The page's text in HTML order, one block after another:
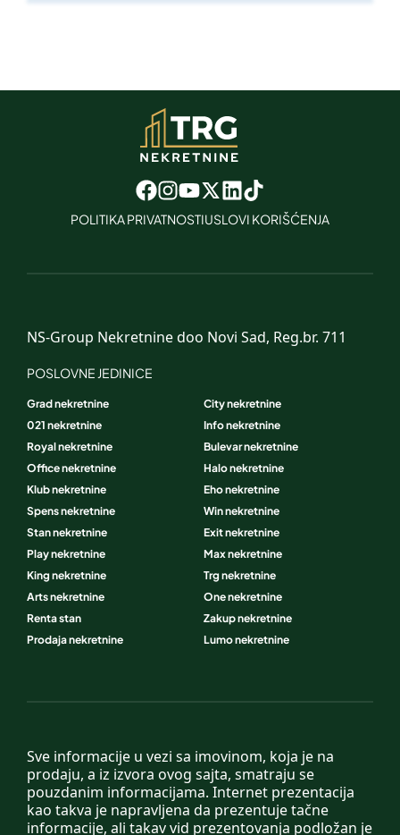
POLITIKA PRIVATNOSTIUSLOVI KORIŠĆENJA
Sve informacije u vezi sa imovinom, koja je na
prodaju, a iz izvora ovog sajta, smatraju se
pouzdanim informacijama. Internet prezentacija
kao takva je napravljena da prezentuje tačne
informacije, ali takav vid prezentovanja podložan je
NS-Group Nekretnine doo Novi Sad, Reg.br. 711
POSLOVNE JEDINICE
Grad nekretnine
City nekretnine
021 nekretnine
Info nekretnine
Royal nekretnine
Bulevar nekretnine
Office nekretnine
Halo nekretnine
Klub nekretnine
Eho nekretnine
Spens nekretnine
Win nekretnine
Stan nekretnine
Exit nekretnine
Play nekretnine
Max nekretnine
King nekretnine
Trg nekretnine
Arts nekretnine
One nekretnine
Renta stan
Zakup nekretnine
Prodaja nekretnine
Lumo nekretnine